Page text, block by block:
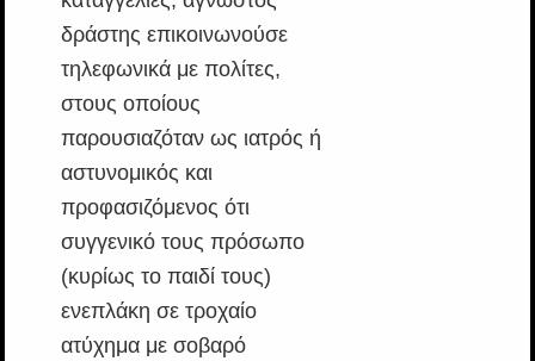
δράστης επικοινωνούσε
τηλεφωνικά με πολίτες,
στους οποίους
παρουσιαζόταν ως ιατρός ή
αστυνομικός και
προφασιζόμενος ότι
συγγενικό τους πρόσωπο
(κυρίως το παιδί τους)
ενεπλάκη σε τροχαίο
ατύχημα με σοβαρό